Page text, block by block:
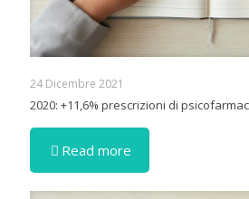
24 Dicembre 2021
2020: +11,6% prescrizioni di
Read more